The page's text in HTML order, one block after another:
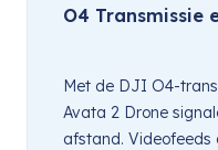
O4 Transmissie
Met de DJI O4-
Avata 2 Drone
afstand. Videofeeds